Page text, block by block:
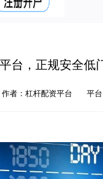
台，正规安全低
作者：杠杆配资平台 平